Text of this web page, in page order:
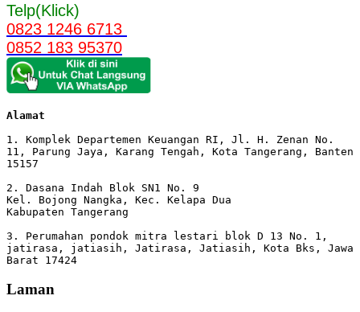
Telp(Klick)
0823 1246 6713
0852 183 95370
Alamat
1. Komplek Departemen Keuangan RI, Jl. H. Zenan No.
11, Parung Jaya, Karang Tengah, Kota Tangerang, Banten
15157
2. Dasana Indah Blok SN1 No. 9
Kel. Bojong Nangka, Kec. Kelapa Dua
Kabupaten Tangerang
3. Perumahan pondok mitra lestari blok D 13 No. 1,
jatirasa, jatiasih, Jatirasa, Jatiasih, Kota Bks, Jawa
Barat 17424
Laman